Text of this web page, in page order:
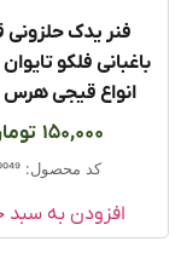
فنر یدک حلزونی قیچی
فلکو تایوان
انواع قیجی هرس
150,000 تومان
کد محصول: 30049
افزودن به سبد خرید